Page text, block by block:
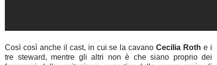
Così così anche il cast, in cui se la cavanoCecilia Roth e i
tre steward, mentre gli altri non è che siano proprio dei